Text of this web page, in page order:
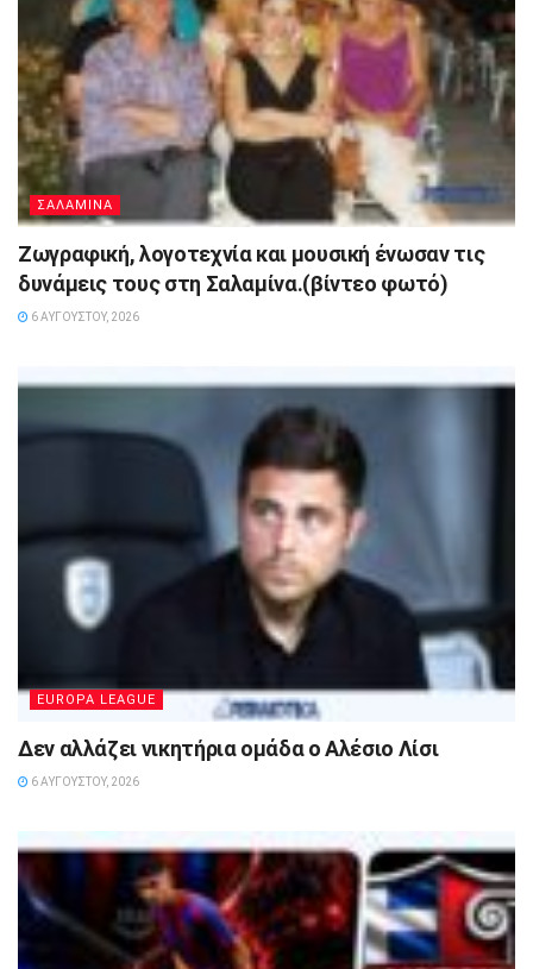
ΣΑΛΑΜΙΝΑ
Ζωγραφική, λογοτεχνία και μουσική ένωσαν τις
δυνάμεις τους στη Σαλαμίνα.(βίντεο φωτό)
6 ΑΥΓΟΎΣΤΟΥ, 2026
EUROPA LEAGUE
Δεν αλλάζει νικητήρια ομάδα ο Αλέσιο Λίσι
6 ΑΥΓΟΎΣΤΟΥ, 2026